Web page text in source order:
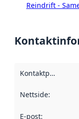
Reindrift -
Kontaktpunkt
Nettside:
E-post: